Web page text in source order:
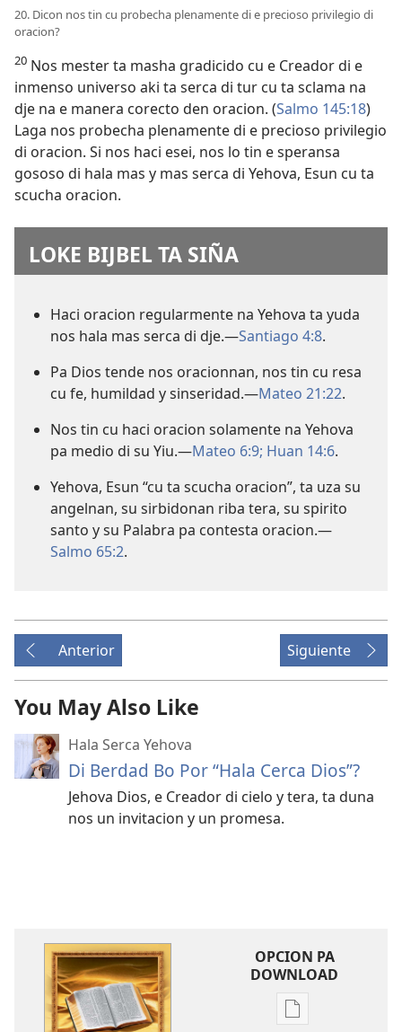
20. Dicon nos tin cu probecha plenamente di e precioso privilegio di
oracion?
20 Nos mester ta masha gradicido cu e Creador di e
inmenso universo aki ta serca di tur cu ta sclama na
dje na e manera corecto den oracion. (Salmo 145:18)
Laga nos probecha plenamente di e precioso privilegio
di oracion. Si nos haci esei, nos lo tin e speransa
gososo di hala mas y mas serca di Yehova, Esun cu ta
scucha oracion.
LOKE BIJBEL TA SIÑA
Haci oracion regularmente na Yehova ta yuda
nos hala mas serca di dje.—Santiago 4:8.
Pa Dios tende nos oracionnan, nos tin cu resa
cu fe, humildad y sinseridad.—Mateo 21:22.
Nos tin cu haci oracion solamente na Yehova
pa medio di su Yiu.—Mateo 6:9; Huan 14:6.
Yehova, Esun “cu ta scucha oracion”, ta uza su
angelnan, su sirbidonan riba tera, su spirito
santo y su Palabra pa contesta oracion.—
Salmo 65:2.
Anterior Siguiente
You May Also Like
Hala Serca Yehova
Di Berdad Bo Por “Hala Cerca Dios”?
Jehova Dios, e Creador di cielo y tera, ta duna
nos un invitacion y un promesa.
OPCION PA
DOWNLOAD
Opcion